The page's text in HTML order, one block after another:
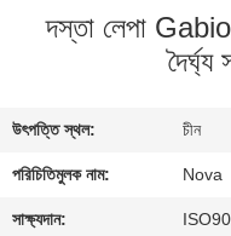
আমাদের
কারখানা
পরিদর্শন
দস্তা লেপা
উৎপত্তি স্থল: চীন
পরিচিতিমুলক নাম: Nova
সাক্ষ্যদান: